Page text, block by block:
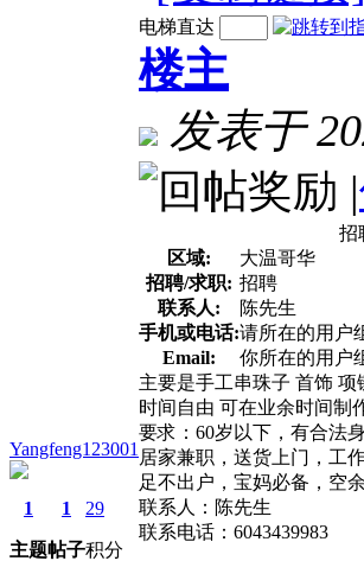
Yangfeng123001
1
主题
1
帖子
29
积分
电梯直达
楼主
发表于
|
招
区域:
大温哥华
招聘/求职: 招聘
联系人:
陈先生
手机或电话:请所在的用户
Email:
你所在的用户
主要是手工串珠子 首饰
时间自由 可在业余时间制
要求：60岁以下，有合法
居家兼职，送货上门，工
足不出户，宝妈必备，空
联系人：陈先生
联系电话：6043439983